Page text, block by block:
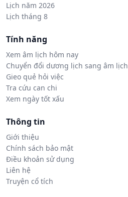
Lịch năm 2026
Lịch tháng 8
Tính năng
Xem âm lịch hôm nay
Chuyển đổi dương lịch sang âm lịch
Gieo quẻ hỏi việc
Tra cứu can chi
Xem ngày tốt xấu
Thông tin
Giới thiệu
Chính sách bảo mật
Điều khoản sử dụng
Liên hệ
Truyện cổ tích